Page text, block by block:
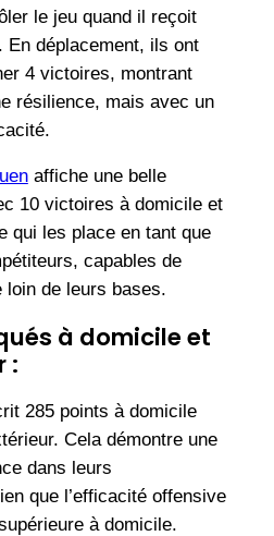
le jeu quand il reçoit
En déplacement, ils ont
4 victoires, montrant
résilience, mais avec un
affiche une belle
10 victoires à domicile et
qui les place en tant que
capables de
loin de leurs bases.
à domicile et
:
285 points à domicile
Cela démontre une
dans leurs
que l’efficacité offensive
à domicile.